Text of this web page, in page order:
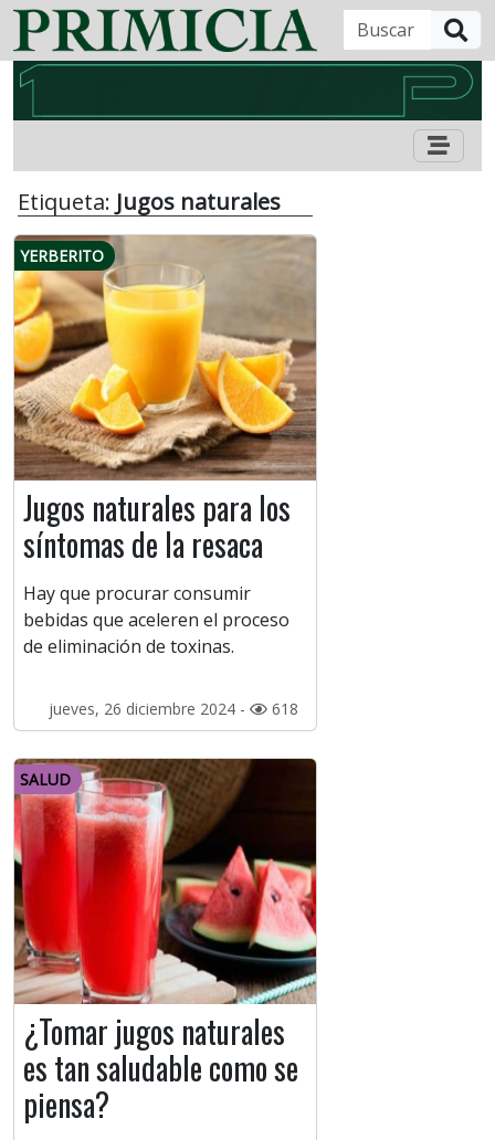
Etiqueta: Jugos naturales
YERBERITO
Jugos naturales para los
síntomas de la resaca
Hay que procurar consumir
bebidas que aceleren el proceso
de eliminación de toxinas.
jueves, 26 diciembre 2024 - 618
SALUD
¿Tomar jugos naturales
es tan saludable como se
piensa?